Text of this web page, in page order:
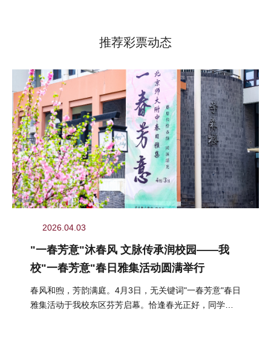
推荐彩票动态
2026.04.03
"一春芳意"沐春风 文脉传承润校园——我
校"一春芳意"春日雅集活动圆满举行
春风和煦，芳韵满庭。4月3日，无关键词"一春芳意"春日
雅集活动于我校东区芬芳启幕。恰逢春光正好，同学们